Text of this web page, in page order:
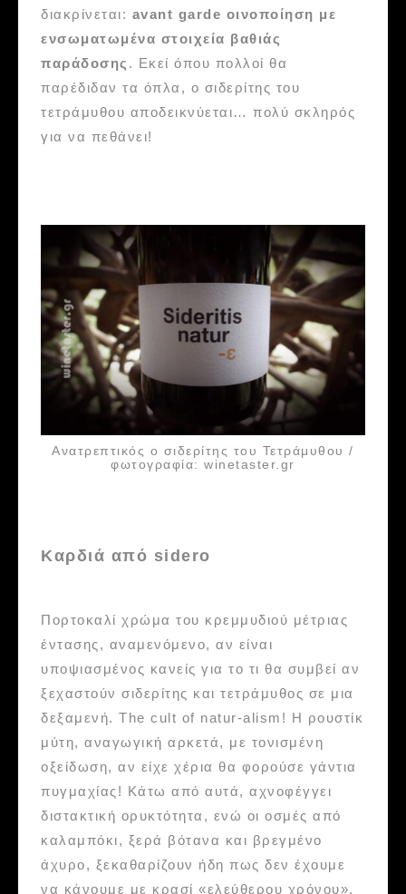
διακρίνεται: avant garde οινοποίηση με
ενσωματωμένα στοιχεία βαθιάς
παράδοσης . Εκεί όπου πολλοί θα
παρέδιδαν τα όπλα, ο σιδερίτης του
τετράμυθου αποδεικνύεται… πολύ σκληρός
για να πεθάνει!
Ανατρεπτικός ο σιδερίτης του Τετράμυθου /
φωτογραφία: winetaster.gr
Καρδιά από sidero
Πορτοκαλί χρώμα του κρεμμυδιού μέτριας
έντασης, αναμενόμενο, αν είναι
υποψιασμένος κανείς για το τι θα συμβεί αν
ξεχαστούν σιδερίτης και τετράμυθος σε μια
δεξαμενή. The cult of natur-alism! Η ρουστίκ
μύτη, αναγωγική αρκετά, με τονισμένη
οξείδωση, αν είχε χέρια θα φορούσε γάντια
πυγμαχίας! Κάτω από αυτά, αχνοφέγγει
διστακτική ορυκτότητα, ενώ οι οσμές από
καλαμπόκι, ξερά βότανα και βρεγμένο
άχυρο, ξεκαθαρίζουν ήδη πως δεν έχουμε
να κάνουμε με κρασί «ελεύθερου χρόνου».